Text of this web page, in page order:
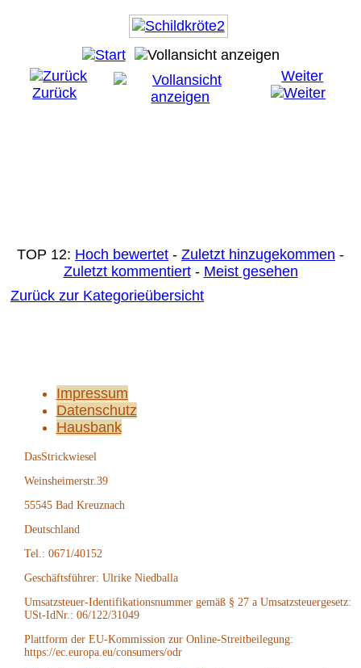
Zurück
Weiter
TOP 12: Hoch bewertet - Zuletzt hinzugekommen -
Zuletzt kommentiert- Meist gesehen
Zurück zur Kategorieübersicht
Impressum
Datenschutz
Hausbank
DasStrickwiesel
Weinsheimerstr.39
55545 Bad Kreuznach
Deutschland
Tel.: 0671/40152
Geschäftsführer: Ulrike Niedballa
Umsatzsteuer-Identifikationsnummer gemäß § 27 a Umsatzsteuergesetz:
USt-IdNr.: 06/122/31049
Plattform der EU-Kommission zur Online-Streitbeilegung:
https://ec.europa.eu/consumers/odr